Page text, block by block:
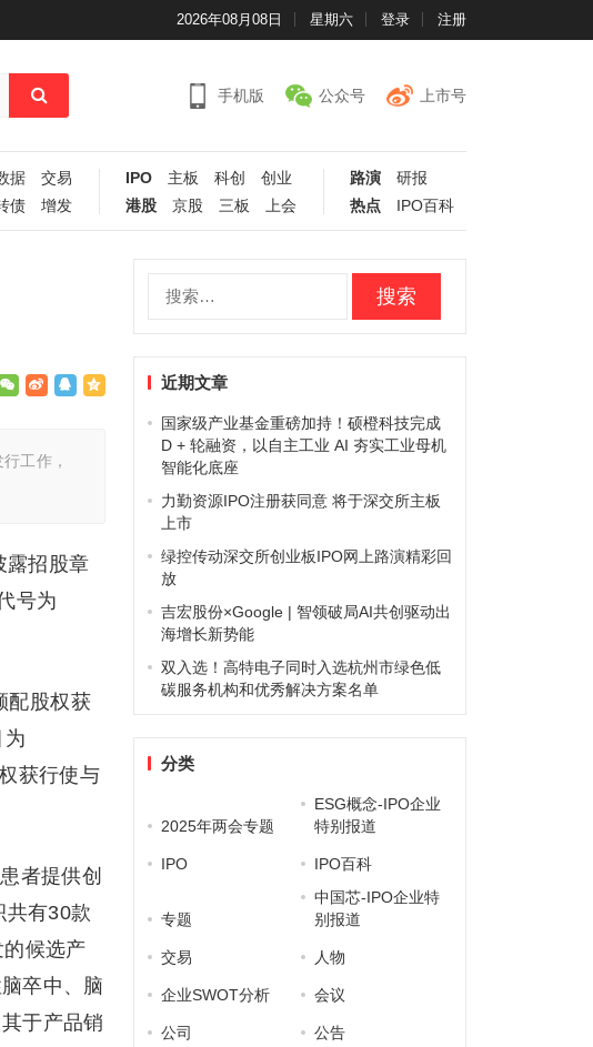
2026年08月08日 星期六 登录 注册
手机版 公众号 上市号
据
交易
债 增发
IPO 主板 科创
创业
港股
京股 三板 上会
路演
研报
热点
IPO百科
工作，
露招股章
号为
配股权获
为
获行使与
者提供创
共有30款
候选产
卒中、脑
于产品销
近期文章
国家级产业基金重磅加持！硕橙科技完成
D + 轮融资，以自主工业 AI 夯实工业母机
智能化底座
力勤资源IPO注册获同意 将于深交所主板
上市
绿控传动深交所创业板IPO网上路演精彩回
放
吉宏股份×Google | 智领破局AI共创驱动出
海增长新势能
双入选！高特电子同时入选杭州市绿色低
碳服务机构和优秀解决方案名单
分类
2025年两会专题
ESG概念-IPO企业
特别报道
IPO IPO百科
专题
中国芯-IPO企业特
别报道
交易 人物
企业SWOT分析 会议
公司 公告